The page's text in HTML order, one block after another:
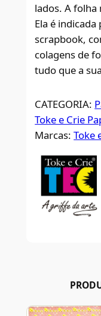
lados. A
Ela é
scrapbook,
colagens de
tudo que a
CATEGORIA:
Toke e Crie
Marcas:Toke